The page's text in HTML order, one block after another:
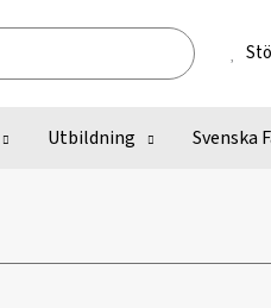
Utbildning Svenska